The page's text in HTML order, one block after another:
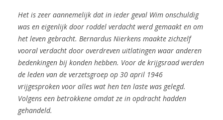
Het is zeer aannemelijk dat in ieder geval Wim onschuldig
was en eigenlijk door roddel verdacht werd gemaakt en om
het leven gebracht. Bernardus Nierkens maakte zichzelf
vooral verdacht door overdreven uitlatingen waar anderen
bedenkingen bij konden hebben. Voor de krijgsraad werden
de leden van de verzetsgroep op 30 april 1946
vrijgesproken voor alles wat hen ten laste was gelegd.
Volgens een betrokkene omdat ze in opdracht hadden
gehandeld.